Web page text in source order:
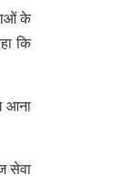
के
कि
आना
सेवा